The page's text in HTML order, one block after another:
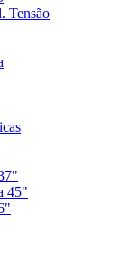
Tensão
45"